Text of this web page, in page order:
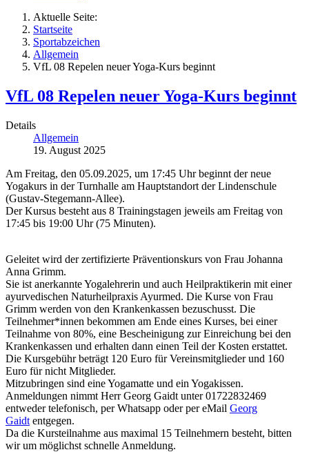
Aktuelle Seite:
Startseite
Sportabzeichen
Allgemein
VfL 08 Repelen neuer Yoga-Kurs beginnt
VfL 08 Repelen neuer Yoga-Kurs beginnt
Details
Allgemein
19. August 2025
Am Freitag, den 05.09.2025, um 17:45 Uhr beginnt der neue
Yogakurs in der Turnhalle am Hauptstandort der Lindenschule
(Gustav-Stegemann-Allee).
Der Kursus besteht aus 8 Trainingstagen jeweils am Freitag von
17:45 bis 19:00 Uhr (75 Minuten).
Geleitet wird der zertifizierte Präventionskurs von Frau Johanna
Anna Grimm.
Sie ist anerkannte Yogalehrerin und auch Heilpraktikerin mit einer
ayurvedischen Naturheilpraxis Ayurmed. Die Kurse von Frau
Grimm werden von den Krankenkassen bezuschusst. Die
Teilnehmer*innen bekommen am Ende eines Kurses, bei einer
Teilnahme von 80%, eine Bescheinigung zur Einreichung bei den
Krankenkassen und erhalten dann einen Teil der Kosten erstattet.
Die Kursgebühr beträgt 120 Euro für Vereinsmitglieder und 160
Euro für nicht Mitglieder.
Mitzubringen sind eine Yogamatte und ein Yogakissen.
Anmeldungen nimmt Herr Georg Gaidt unter 01722832469
entweder telefonisch, per Whatsapp oder per eMail Georg
Gaidt entgegen.
Da die Kursteilnahme aus maximal 15 Teilnehmern besteht, bitten
wir um möglichst schnelle Anmeldung.